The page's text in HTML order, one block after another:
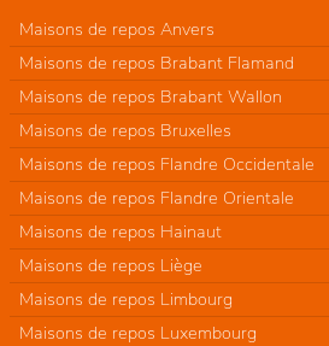
Maisons de repos Anvers
Maisons de repos Brabant Flamand
Maisons de repos Brabant Wallon
Maisons de repos Bruxelles
Maisons de repos Flandre Occidentale
Maisons de repos Flandre Orientale
Maisons de repos Hainaut
Maisons de repos Liège
Maisons de repos Limbourg
Maisons de repos Luxembourg